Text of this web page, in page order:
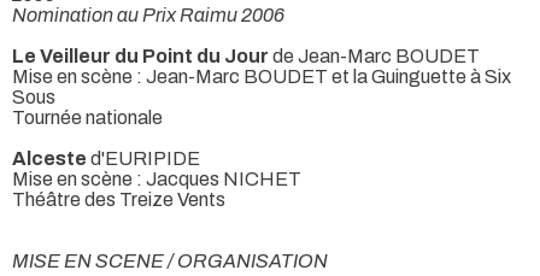
Nomination au Prix Raimu 2006
Le Veilleur du Point du Jour de Jean-Marc BOUDET
Mise en scène : Jean-Marc BOUDET et la Guinguette à Six
Sous
Tournée nationale
Alceste d'EURIPIDE
Mise en scène : Jacques NICHET
Théâtre des Treize Vents
MISE EN SCENE / ORGANISATION